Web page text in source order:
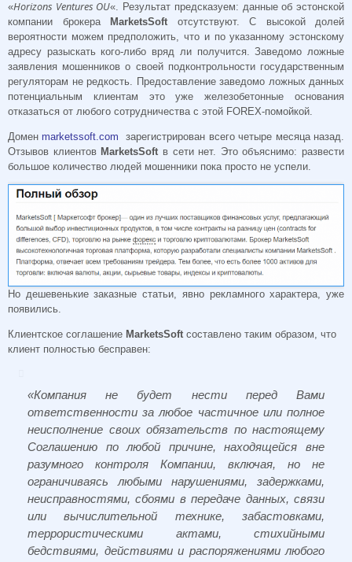
«Horizons Ventures OU«. Результат предсказуем: данные об эстонской
компании брокера
MarketsSoft отсутствуют. С высокой долей
вероятности можем предположить, что и по указанному эстонскому
адресу разыскать кого-либо вряд ли получится. Заведомо ложные
заявления мошенников о своей подконтрольности государственным
регуляторам не редкость. Предоставление заведомо ложных данных
потенциальным клиентам это уже железобетонные основания
отказаться от любого сотрудничества с этой FOREX-помойкой.
Домен marketssoft.comзарегистрирован всего четыре месяца назад.
Отзывов клиентов MarketsSoft в сети нет. Это объяснимо: развести
большое количество людей мошенники пока просто не успели.
Но дешевенькие заказные статьи, явно рекламного характера, уже
появились.
Клиентское соглашение MarketsSoft составлено таким образом, что
клиент полностью бесправен:
«Компания не будет нести перед Вами
ответственности за любое частичное или полное
неисполнение своих обязательств по настоящему
Соглашению по любой причине, находящейся вне
разумного контроля Компании, включая, но не
ограничиваясь любыми нарушениями, задержками,
неисправностями, сбоями в передаче данных, связи
или вычислительной технике, забастовками,
террористическими актами, стихийными
бедствиями, действиями и распоряжениями любого